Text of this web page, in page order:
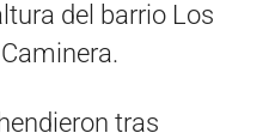
del barrio Los
tras